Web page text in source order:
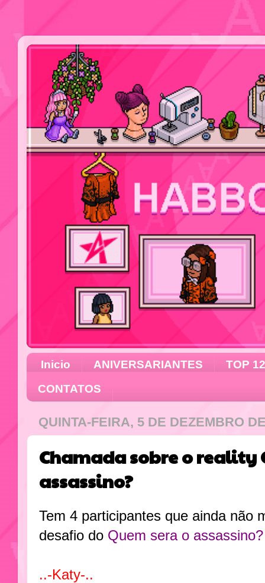
Inicio ANIVERSARIANTES
TOP 12
CONTATOS
QUINTA-FEIRA, 5 DE DEZEMBRO
Chamada sobre o reality
assassino?
Tem 4 participantes que ainda não
desafio do Quem sera o assassino?
..-Katy-..